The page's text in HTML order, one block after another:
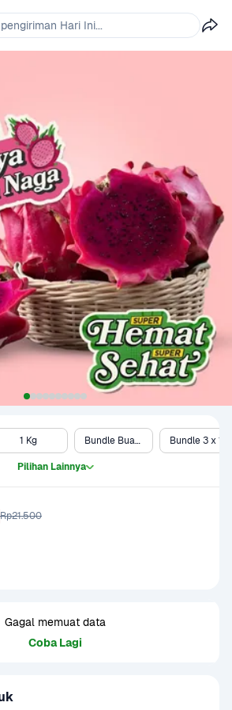
1 Kg Bundle Buah Naga Merah dan ABC Squash Delight
Pilihan Lainnya
Rp21.500
Gagal memuat data
Coba Lagi
Hari Ini...